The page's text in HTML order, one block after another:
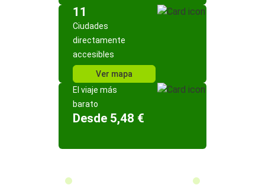
11
Ciudades
directamente
accesibles
Ver mapa
El viaje más
barato
Desde 5,48 €